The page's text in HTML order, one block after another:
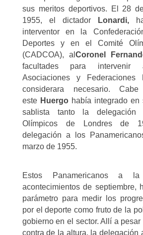
sus meritos deportivos. El 28
1955, el dictador
Lonardi,
interventor en la
Deportes y en el Comité
(CADCOA), al Coronel
facultades para
Asociaciones y Federaciones
considerara necesario.
este Huergohabía integrado en
sablista tanto la
Olímpicos de Londres de
delegación a los
marzo de 1955.
Estos Panamericanos a
acontecimientos de septiembre,
parámetro para medir los
por el deporte como fruto de la
gobierno en el sector. Allí a
contra de la altura, la delegación